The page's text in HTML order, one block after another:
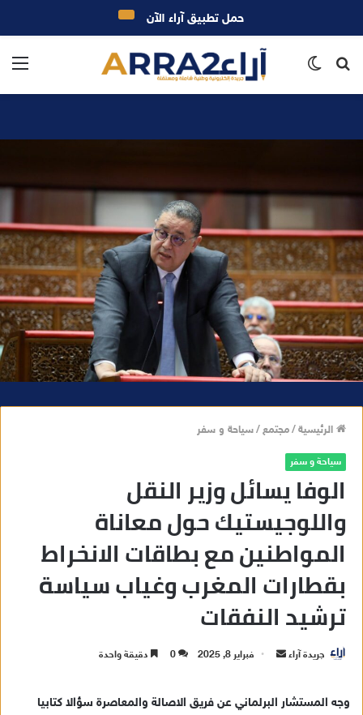
بحث
الرئيسية/مجتمع/سياحة و سفر
سياحة و سفر
الوفا يسائل وزير النقل
واللوجيستيك حول معاناة
المواطنين مع بطاقات الانخراط
بقطارات المغرب وغياب سياسة
ترشيد النفقات
جريدة آراء فبراير 8, 2025 0 دقيقة واحدة
وجه المستشار البرلماني عن فريق الاصالة والمعاصرة سؤالا كتابيا
حمل تطبيق آراء الآن